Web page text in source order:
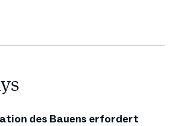
des Bauens erfordert